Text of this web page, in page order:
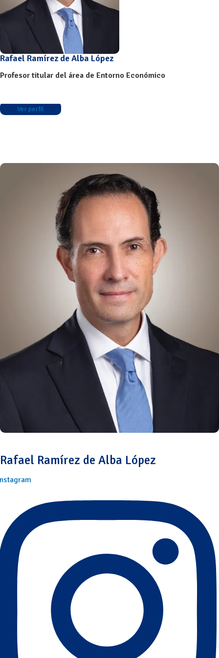
Rafael Ramírez de Alba López
Profesor titular del área de Entorno Económico
Ver perfil
Rafael Ramírez de Alba López